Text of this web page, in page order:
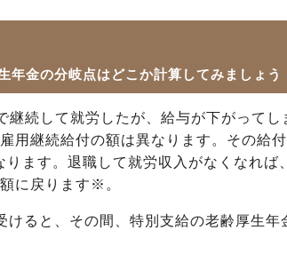
年金の分岐点はどこか計算してみましょう
継続して就労したが、給与が下がってし
用継続給付の額は異なります。その給
ります。退職して就労収入がなくなれば
に戻ります ※ 。
けると、その間、特別支給の老齢厚生年